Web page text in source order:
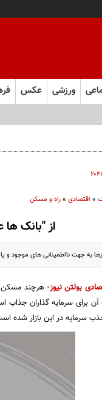
ورزشی عکس
» اقتصادی»راه و مسکن
از "بانک ها
به جهت نااطمینانی های موجود
بولتن نیوز- هرچند مسکن
آن برای سرمایه گذاران
سرمایه در این بازار شده